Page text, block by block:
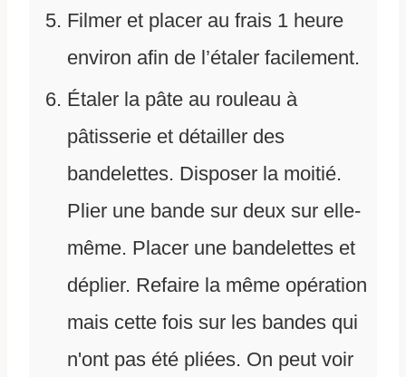
Filmer et placer au frais 1 heure
environ afin de l’étaler facilement.
Étaler la pâte au rouleau à
pâtisserie et détailler des
bandelettes. Disposer la moitié.
Plier une bande sur deux sur elle-
même. Placer une bandelettes et
déplier. Refaire la même opération
mais cette fois sur les bandes qui
n'ont pas été pliées. On peut voir